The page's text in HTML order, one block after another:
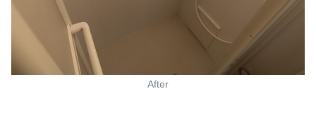
After